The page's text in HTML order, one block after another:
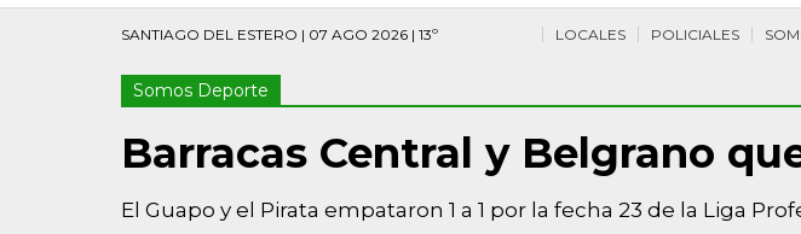
SANTIAGO DEL ESTERO | 07 AGO 2026 | 13º POLICIALES
LOCALES
Somos Deporte
Barracas Central y Belgrano
El Guapo y el Pirata empataron 1 a 1 por la fecha 23 de la Liga